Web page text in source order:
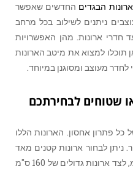
ארונות הבגדים החדשים שאפשר
ניתנים לשילוב בכל מרחב
ארונות. מהן האפשרויות
תוכלו למצוא את מיטב הארונות
מעוצב ומסוגנן במיוחד.
שטוחים לבחירתכם
כל פתרון אחסון. הארונות הללו
ניתן לבחור ארונות קטנים מאד
ברוחב 80 ס"מ ובמידת עומק 54 ס"מ, לצד ארונות גדולים של 160 ס"מ